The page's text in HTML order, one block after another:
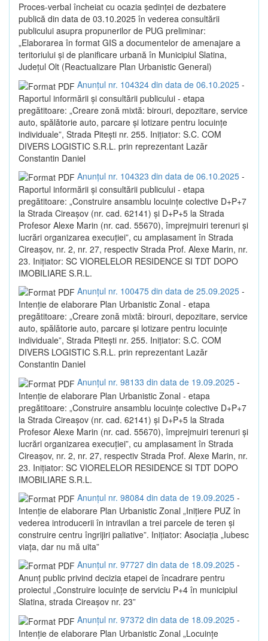
Proces-verbal încheiat cu ocazia ședinței de dezbatere
publică din data de 03.10.2025 în vederea consultării
publicului asupra propunerilor de PUG preliminar:
„Elaborarea în format GIS a documentelor de amenajare a
teritoriului și de planificare urbană în Municipiul Slatina,
Județul Olt (Reactualizare Plan Urbanistic General)
Anunțul nr. 104324 din data de 06.10.2025 -
Raportul informării și consultării publicului - etapa
pregătitoare: „Creare zonă mixtă: birouri, depozitare, service
auto, spălătorie auto, parcare și lotizare pentru locuințe
individuale”, Strada Pitești nr. 255. Inițiator: S.C. COM
DIVERS LOGISTIC S.R.L. prin reprezentant Lazăr
Constantin Daniel
Anunțul nr. 104323 din data de 06.10.2025 -
Raportul informării și consultării publicului - etapa
pregătitoare: „Construire ansamblu locuințe colective D+P+7
la Strada Cireașov (nr. cad. 62141) și D+P+5 la Strada
Profesor Alexe Marin (nr. cad. 55670), împrejmuiri terenuri și
lucrări organizarea execuției”, cu amplasament în Strada
Cireașov, nr. 2, nr. 27, respectiv Strada Prof. Alexe Marin, nr.
23. Inițiator: SC VIORELELOR RESIDENCE SI TDT DOPO
IMOBILIARE S.R.L.
Anunțul nr. 100475 din data de 25.09.2025 -
Intenție de elaborare Plan Urbanistic Zonal - etapa
pregătitoare: „Creare zonă mixtă: birouri, depozitare, service
auto, spălătorie auto, parcare și lotizare pentru locuințe
individuale”, Strada Pitești nr. 255. Inițiator: S.C. COM
DIVERS LOGISTIC S.R.L. prin reprezentant Lazăr
Constantin Daniel
Anunțul nr. 98133 din data de 19.09.2025 -
Intenție de elaborare Plan Urbanistic Zonal - etapa
pregătitoare: „Construire ansamblu locuințe colective D+P+7
la Strada Cireașov (nr. cad. 62141) și D+P+5 la Strada
Profesor Alexe Marin (nr. cad. 55670), împrejmuiri terenuri și
lucrări organizarea execuției”, cu amplasament în Strada
Cireașov, nr. 2, nr. 27, respectiv Strada Prof. Alexe Marin, nr.
23. Inițiator: SC VIORELELOR RESIDENCE SI TDT DOPO
IMOBILIARE S.R.L.
Anunțul nr. 98084 din data de 19.09.2025 -
Intenție de elaborare Plan Urbanistic Zonal „Inițiere PUZ în
vederea introducerii în intravilan a trei parcele de teren și
construire centru îngrijiri paliative”. Inițiator: Asociația „Iubesc
viața, dar nu mă uita”
Anunțul nr. 97727 din data de 18.09.2025 -
Anunț public privind decizia etapei de încadrare pentru
proiectul „Construire locuințe de serviciu P+4 în municipiul
Slatina, strada Cireașov nr. 23”
Anunțul nr. 97372 din data de 18.09.2025 -
Intenție de elaborare Plan Urbanistic Zonal „Locuințe